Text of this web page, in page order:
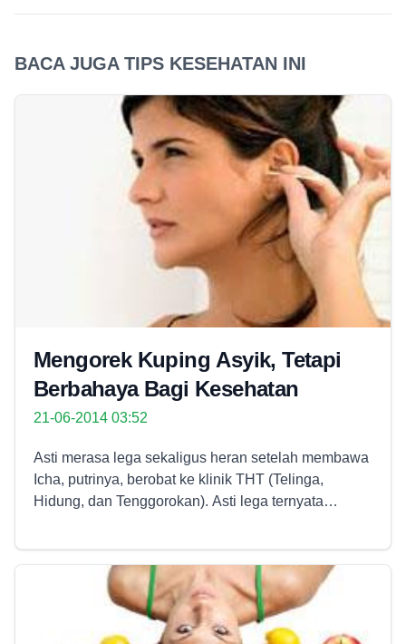
BACA JUGA TIPS KESEHATAN INI
Mengorek Kuping Asyik, Tetapi
Berbahaya Bagi Kesehatan
21-06-2014 03:52
Asti merasa lega sekaligus heran setelah membawa
Icha, putrinya, berobat ke klinik THT (Telinga,
Hidung, dan Tenggorokan). Asti lega ternyata
bukan oleh suatu kelainan atau penyakit serius.
Akan tetapi Asti juga tak habis pikir, mengapa
telinga Icha justru tersumbat oleh kotoran, padahal ia
rajin sekali membersihkan telinga putrinya itu. Ia pun